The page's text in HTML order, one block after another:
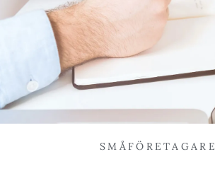
SMÅFÖRETAGARE